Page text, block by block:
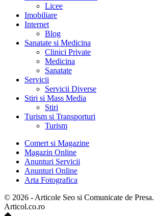
Licee
Imobiliare
Internet
Blog
Sanatate si Medicina
Clinici Private
Medicina
Sanatate
Servicii
Servicii Diverse
Stiri si Mass Media
Stiri
Turism si Transporturi
Turism
Comert si Magazine
Magazin Online
Anunturi Servicii
Anunturi Online
Arta Fotografica
© 2026 - Articole Seo si Comunicate de Presa.
Articol.co.ro